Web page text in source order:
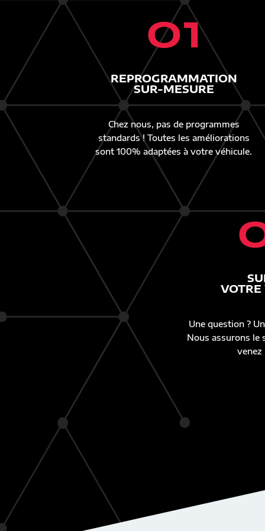
01
REPROGRAMMATION
SUR-MESURE
Chez nous, pas de programmes
standards ! Toutes les améliorations
sont 100% adaptées à votre véhicule.
Une question ?
Nous assurons le
venez